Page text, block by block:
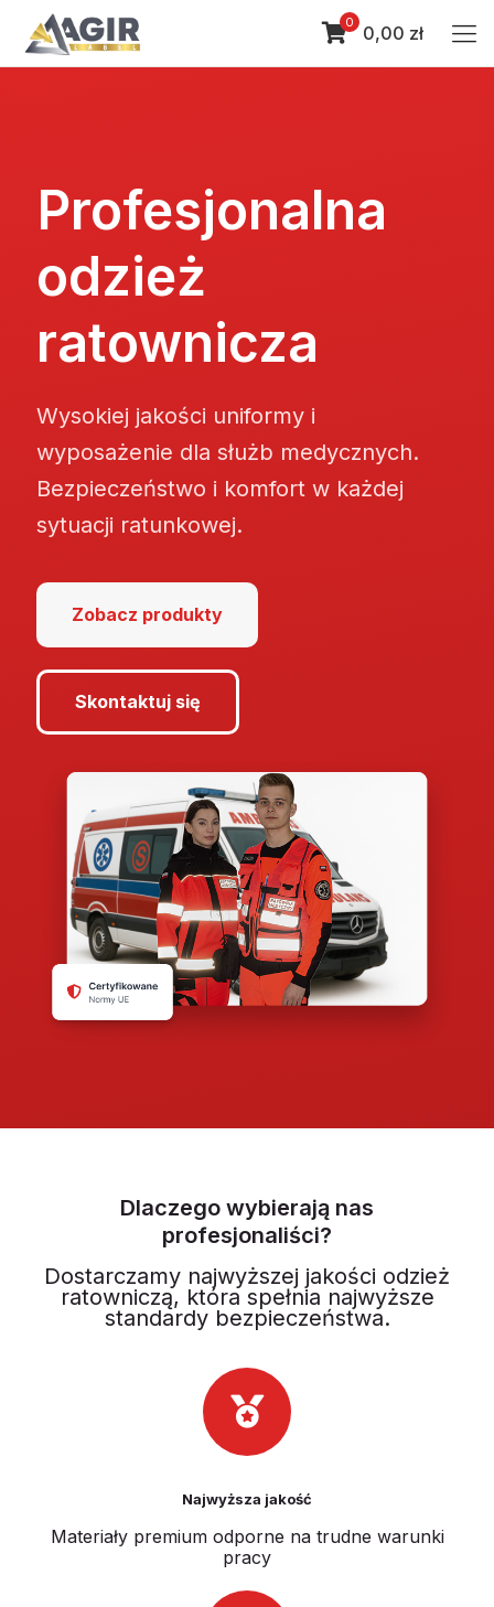
0 0,00 zł
Profesjonalna
odzież
ratownicza
Wysokiej jakości uniformy i
wyposażenie dla służb medycznych.
Bezpieczeństwo i komfort w każdej
sytuacji ratunkowej.
Zobacz produkty
Skontaktuj się
Dlaczego wybierają nas
profesjonaliści?
Dostarczamy najwyższej jakości odzież
ratowniczą, która spełnia najwyższe
standardy bezpieczeństwa.
Najwyższa jakość
Materiały premium odporne na trudne warunki
pracy